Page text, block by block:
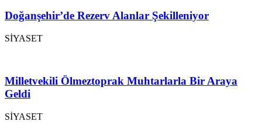
Doğanşehir’de Rezerv Alanlar Şekilleniyor
SİYASET
Milletvekili Ölmeztoprak Muhtarlarla Bir Araya
Geldi
SİYASET